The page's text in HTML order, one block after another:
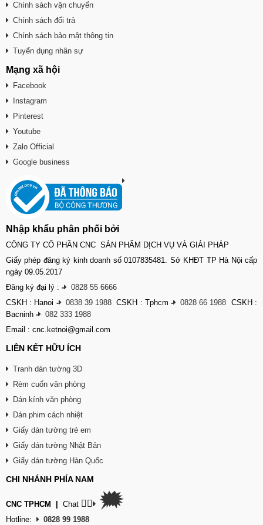
Chính sách vận chuyển
Chính sách đổi trả
Chính sách bảo mật thông tin
Tuyển dụng nhân sự
Mạng xã hội
Facebook
Instagram
Pinterest
Youtube
Zalo Official
Google business
Nhập khẩu phân phối bởi
CÔNG TY CỔ PHẦN CNC SẢN PHẨM DỊCH VỤ VÀ GIẢI PHÁP
Giấy phép đăng ký kinh doanh số 0107835481. Sở KHĐT TP Hà Nội cấp
ngày 09.05.2017
Đăng ký đại lý : -
0828 55 6666
CSKH : Hanoi - 0838 39 1988 CSKH : Tphcm- 0828 66 1988 CSKH :
Bacninh -
082 333 1988
Email : cnc.ketnoi@gmail.com
LIÊN KẾT HỮU ÍCH
Tranh dán tường 3D
Rèm cuốn văn phòng
Dán kính văn phòng
Dán phim cách nhiệt
Giấy dán tường trẻ em
Giấy dán tường Nhật Bản
Giấy dán tường Hàn Quốc
CHI NHÁNH PHÍA NAM
CNC TPHCM Chat 👉🏽 🗯
Hotline:
0828 99 1988